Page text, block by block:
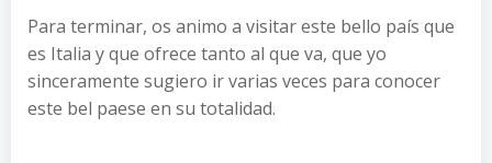
Para terminar, os animo a visitar este bello país que
es Italia y que ofrece tanto al que va, que yo
sinceramente sugiero ir varias veces para conocer
este bel paese en su totalidad.